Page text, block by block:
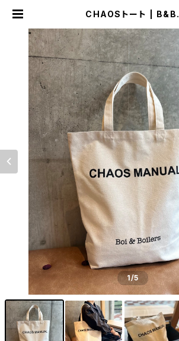
CHAOSトート | B&B.
1/5